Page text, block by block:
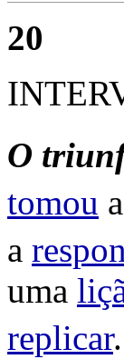
20
O
tomou a
a
uma
replicar.